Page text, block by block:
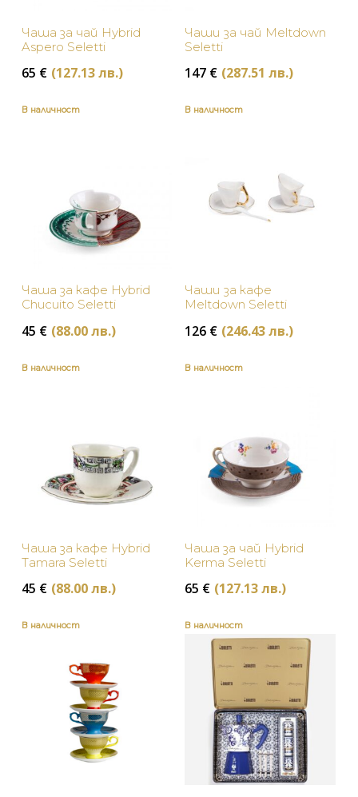
Сервизи за хранене
БРАНД
Seletti
L'Objet
Pols Potten
НАЛИЧНОСТ
Изчерпан, с опция за поръчка
Бяло
Зелено
Синьо
Сребристо
Черно
ЦЕНА
Чаша за чай Hybrid
Aspero Seletti
65 € (127.13 лв.)
Чаши за чай Meltdown
Seletti
147 € (287.51 лв.)
В наличност
Чаша за кафе Hybrid
Chucuito Seletti
45 € (88.00 лв.)
В наличност
Чаши за кафе
Meltdown Seletti
126 € (246.43 лв.)
В наличност
Чаша за кафе Hybrid
Tamara Seletti
45 € (88.00 лв.)
В наличност
Чаша за чай Hybrid
Kerma Seletti
65 € (127.13 лв.)
В наличност В наличност